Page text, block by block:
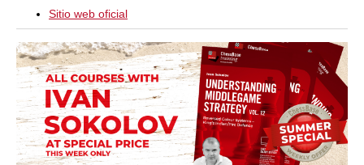
Sitio web oficial